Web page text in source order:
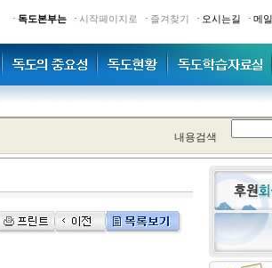
· 독도본부는 · 시작페이지로 · 즐겨찾기 · 오시는길 · 메
내용검색